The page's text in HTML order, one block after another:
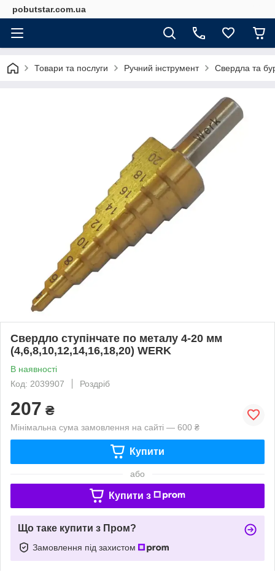
pobutstar.com.ua
Товари та послуги Ручний інструмент Свердла та
Свердло ступінчате по металу 4-20 мм
(4,6,8,10,12,14,16,18,20) WERK
В наявності
Код: 2039907
Роздріб
207 ₴
Мінімальна сума замовлення на сайті — 600 ₴
Купити
або
Купити з
Що таке купити з Пром?
Замовлення під захистом